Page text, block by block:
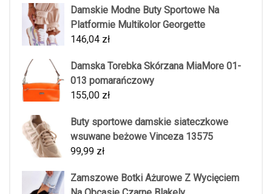
Damskie Modne Buty Sportowe Na
Platformie Multikolor Georgette
146,04 zł
Damska Torebka Skórzana MiaMore 01-
013 pomarańczowy
155,00 zł
Buty sportowe damskie siateczkowe
wsuwane beżowe Vinceza 13575
99,99 zł
Zamszowe Botki Ażurowe Z Wycięciem